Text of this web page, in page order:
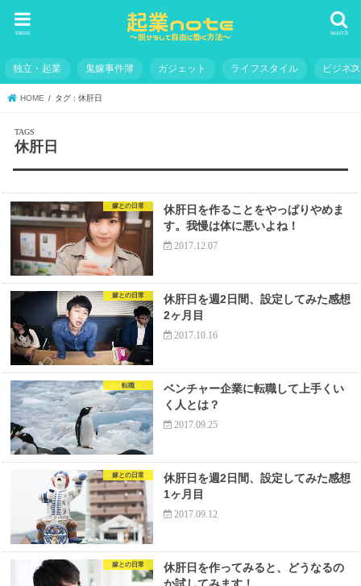
search
menu
独立・起業 鬼嫁事件簿 ガジェット ライフスタイル ビジネス
HOME タグ : 休肝日
休肝日
嫁との日常
休肝日を作ることをやっぱりやめま
す。我慢は体に悪いよね！
2017.12.07
嫁との日常
休肝日を週2日間、設定してみた感想
2ヶ月目
2017.10.16
転職
ベンチャー企業に転職して上手くい
く人とは？
2017.09.25
嫁との日常
休肝日を週2日間、設定してみた感想
1ヶ月目
2017.09.12
嫁との日常
休肝日を作ってみると、どうなるの